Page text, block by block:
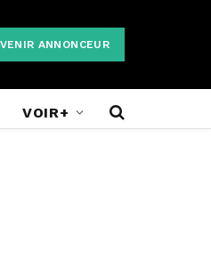
ANNONCEUR
VOIR+